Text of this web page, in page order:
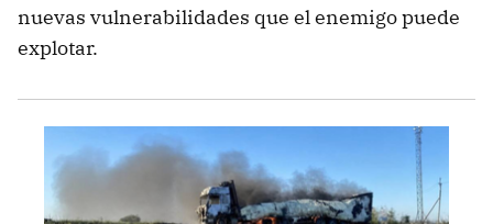
nuevas vulnerabilidades que el enemigo puede
explotar.